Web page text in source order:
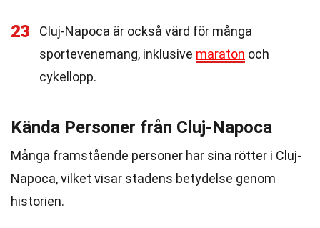
23
Cluj-Napoca är också värd för många
sportevenemang, inklusive maraton och
cykellopp.
Kända Personer från Cluj-Napoca
Många framstående personer har sina rötter i Cluj-
Napoca, vilket visar stadens betydelse genom
historien.